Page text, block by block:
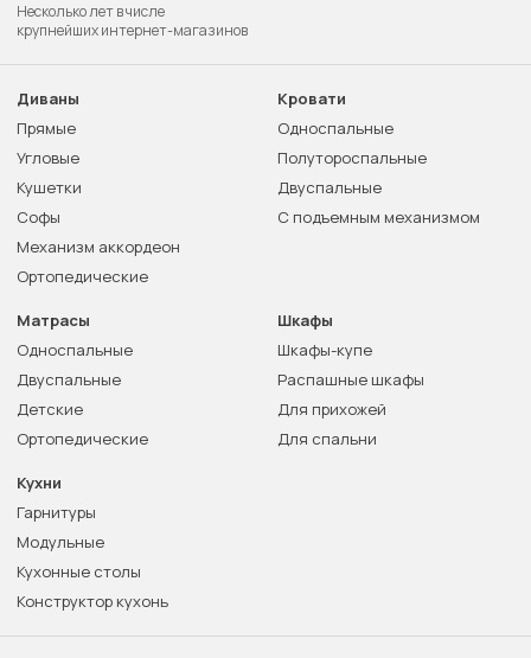
Несколько лет в числе
крупнейших интернет-магазинов
Диваны
Прямые
Угловые
Кушетки
Софы
Механизм аккордеон
Ортопедические
Кровати
Односпальные
Полутороспальные
Двуспальные
С подъемным механизмом
Матрасы
Односпальные
Двуспальные
Детские
Ортопедические
Шкафы
Шкафы-купе
Распашные шкафы
Для прихожей
Для спальни
Кухни
Гарнитуры
Модульные
Кухонные столы
Конструктор кухонь